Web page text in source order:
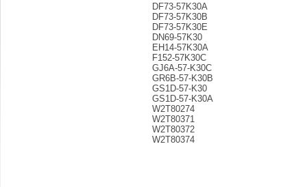
DF73-57K30A
DF73-57K30B
DF73-57K30E
DN69-57K30
EH14-57K30A
F152-57K30C
GJ6A-57-K30C
GR6B-57-K30B
GS1D-57-K30
GS1D-57-K30A
W2T80274
W2T80371
W2T80372
W2T80374